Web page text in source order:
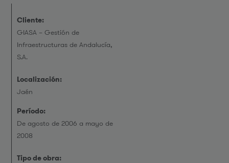
Cliente:
GIASA – Gestión de
Infraestructuras de Andalucía,
S.A.
Localización:
Jaén
Período:
De agosto de 2006 a mayo de
2008
Tipo de obra: